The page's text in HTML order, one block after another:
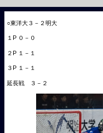
○東洋大３－２明大
１P ０－０
２P １－１
３P １－１
延長戦 ３－２